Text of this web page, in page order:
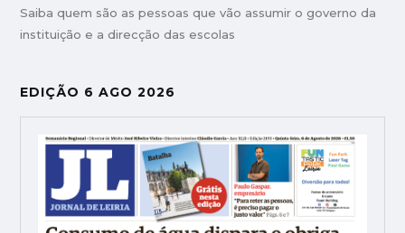
Saiba quem são as pessoas que vão assumir o governo da
instituição e a direcção das escolas
EDIÇÃO 6 AGO 2026